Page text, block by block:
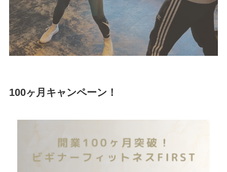
100ヶ月キャンペーン！